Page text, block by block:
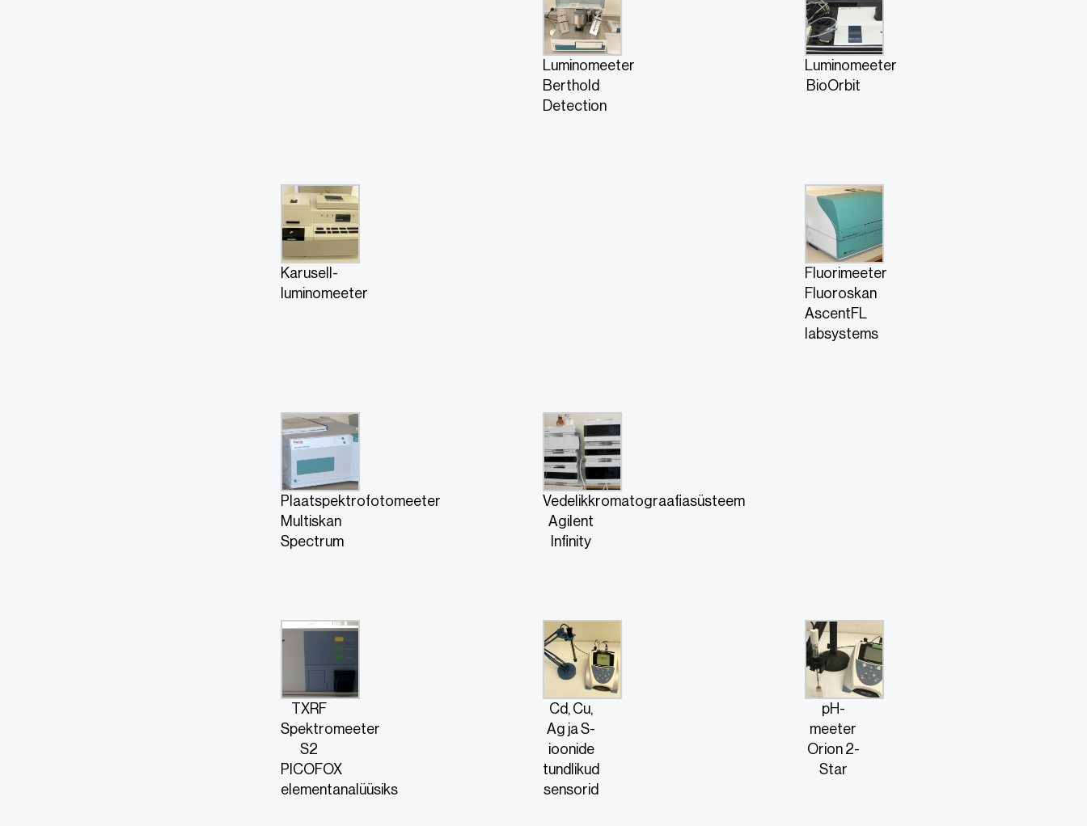
Luminomeeter
Berthold
Detection
Luminomeeter
BioOrbit
Karusell-
luminomeeter
Fluorimeeter
Fluoroskan
AscentFL
labsystems
Plaatspektrofotomeeter
Multiskan
Spectrum
Vedelikkromatograafiasüsteem
Agilent
Infinity
TXRF
Spektromeeter
S2
PICOFOX
elementanalüüsiks
Cd, Cu,
Ag ja S-
ioonide
tundlikud
sensorid
pH-
meeter
Orion 2-
Star